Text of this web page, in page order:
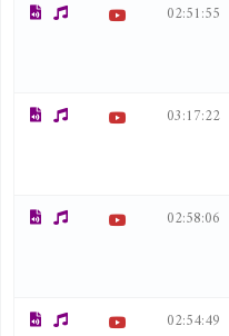
02:51:55
03:17:22
02:58:06
02:54:49